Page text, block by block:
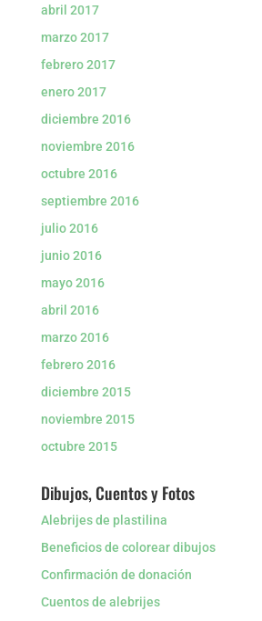
abril 2017
marzo 2017
febrero 2017
enero 2017
diciembre 2016
noviembre 2016
octubre 2016
septiembre 2016
julio 2016
junio 2016
mayo 2016
abril 2016
marzo 2016
febrero 2016
diciembre 2015
noviembre 2015
octubre 2015
Dibujos, Cuentos y Fotos
Alebrijes de plastilina
Beneficios de colorear dibujos
Confirmación de donación
Cuentos de alebrijes